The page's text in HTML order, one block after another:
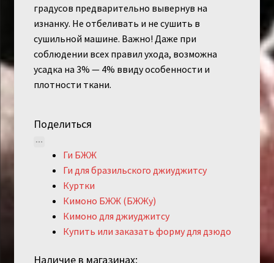
градусов предварительно вывернув на
изнанку. Не отбеливать и не сушить в
сушильной машине. Важно! Даже при
соблюдении всех правил ухода, возможна
усадка на 3% — 4% ввиду особенности и
плотности ткани.
Поделиться
Ги БЖЖ
Ги для бразильского джиуджитсу
Куртки
Кимоно БЖЖ (БЖЖу)
Кимоно для джиуджитсу
Купить или заказать форму для дзюдо
Наличие в магазинах: